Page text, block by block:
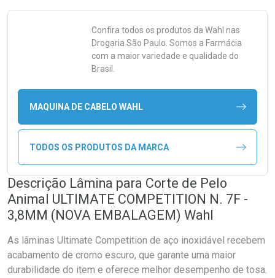
Confira todos os produtos da Wahl nas
Drogaria São Paulo. Somos a Farmácia
com a maior variedade e qualidade do
Brasil.
MAQUINA DE CABELO WAHL
TODOS OS PRODUTOS DA MARCA
Descrição Lâmina para Corte de Pelo
Animal ULTIMATE COMPETITION N. 7F -
3,8MM (NOVA EMBALAGEM) Wahl
As lâminas Ultimate Competition de aço inoxidável recebem
acabamento de cromo escuro, que garante uma maior
durabilidade do item e oferece melhor desempenho de tosa.